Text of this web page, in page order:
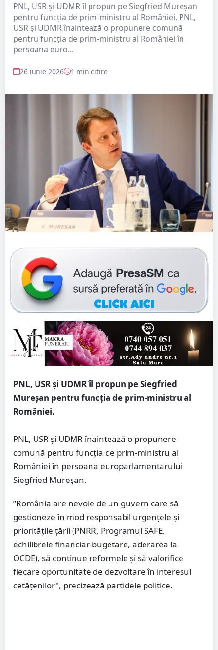
PNL, USR și UDMR îl propun pe Siegfried Mureșan
pentru funcția de prim-ministru al României. PNL,
USR și UDMR înaintează o propunere comună
pentru funcția de prim-ministru al României în
persoana euro...
26 iunie 2026 1 min citire
PNL, USR și UDMR îl propun pe Siegfried
Mureșan pentru funcția de prim-ministru al
României.
PNL, USR și UDMR înaintează o propunere
comună pentru funcția de prim-ministru al
României în persoana europarlamentarului
Siegfried Mureșan.
”România are nevoie de un guvern care să
gestioneze în mod responsabil urgențele și
prioritățile țării (PNRR, Programul SAFE,
echilibrele financiar-bugetare, aderarea la
OCDE), să continue reformele și să valorifice
fiecare oportunitate de dezvoltare în interesul
cetățenilor", precizează partidele politice.